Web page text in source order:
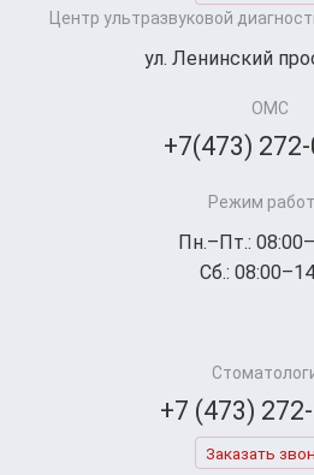
Центр ультразвуковой
ул. Ленинский
ОМС
+7(473)
Режим
Пн.–Пт.:
Сб.:
+7 (473)
Заказать